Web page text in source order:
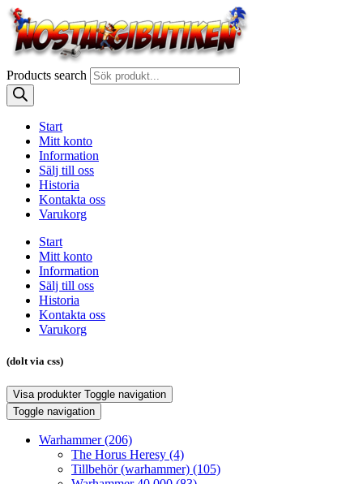
Products search
Start
Mitt konto
Information
Sälj till oss
Historia
Kontakta oss
Varukorg
Start
Mitt konto
Information
Sälj till oss
Historia
Kontakta oss
Varukorg
(dolt via css)
Visa produkter Toggle navigation
Toggle navigation
Warhammer(206)
The Horus Heresy (4)
Tillbehör (warhammer) (105)